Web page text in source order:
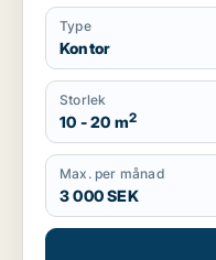
Type
Kontor
Storlek
10 - 20 m2
Max. per månad
3 000 SEK